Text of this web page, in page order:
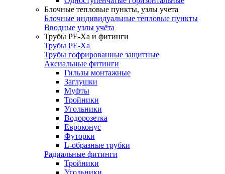
Блочные тепловые пункты, узлы учета
Блочные индивидуальные тепловые пункты
Вводные узлы учёта
Трубы РЕ-Ха и фитинги
Трубы РЕ-Ха
Трубы гофрированные защитные
Аксиальные фитинги
Гильзы монтажные
Заглушки
Муфты
Тройники
Угольники
Водорозетка
Евроконус
Футорки
L-образные трубки
Радиальные фитинги
Тройники
Угольники